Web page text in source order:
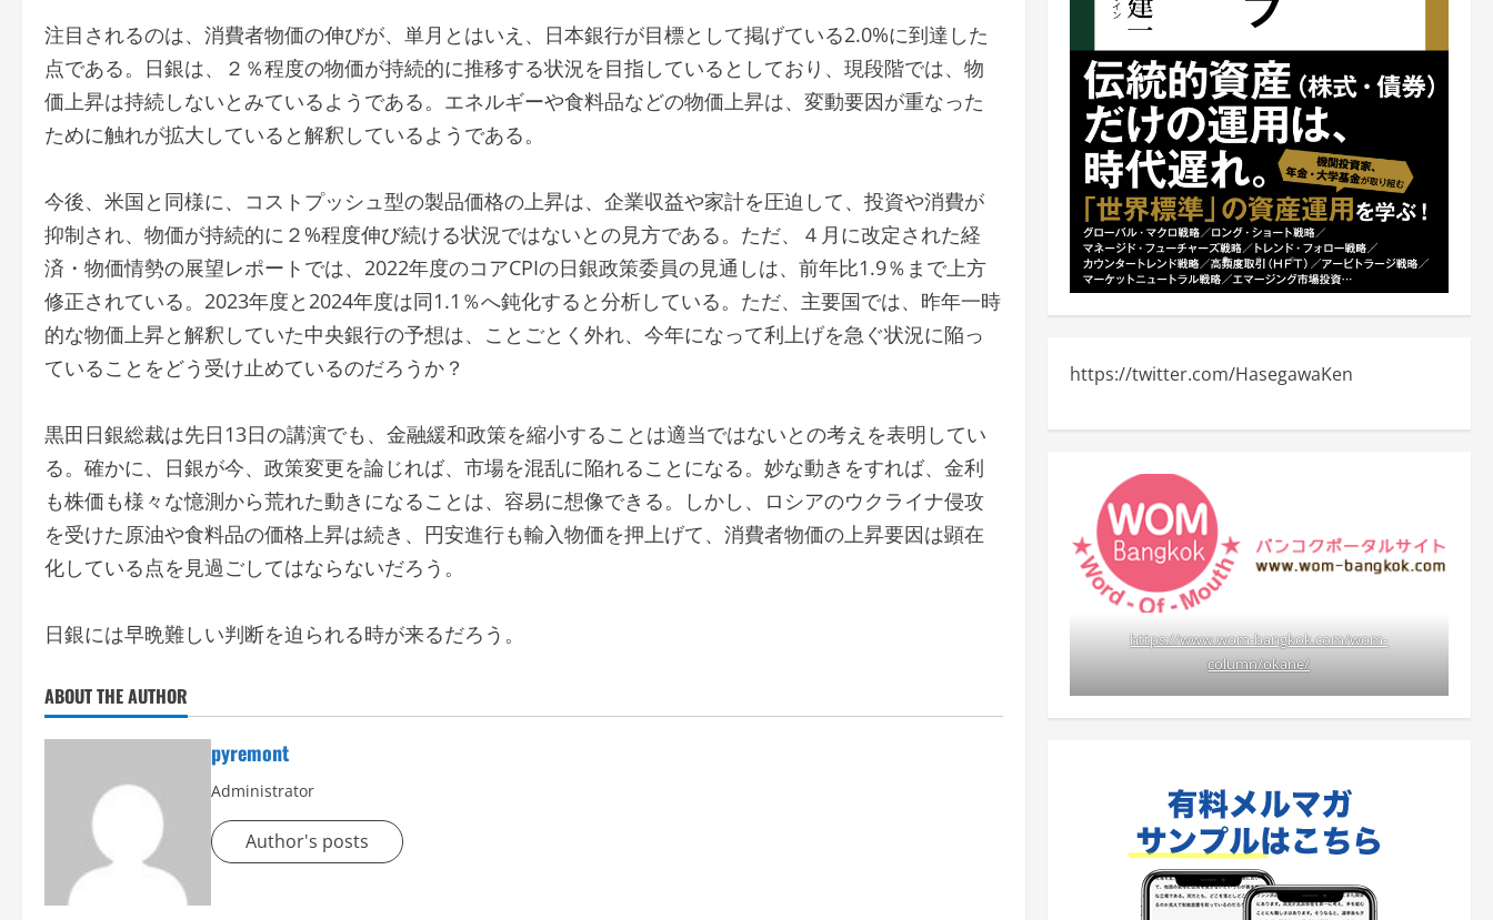
注目されるのは、消費者物価の伸びが、単月とはいえ、日本銀行が目標として掲げている2.0%に到達した
点である。日銀は、２％程度の物価が持続的に推移する状況を目指しているとしており、現段階では、物
価上昇は持続しないとみているようである。エネルギーや食料品などの物価上昇は、変動要因が重なった
ために触れが拡大していると解釈しているようである。
今後、米国と同様に、コストプッシュ型の製品価格の上昇は、企業収益や家計を圧迫して、投資や消費が
抑制され、物価が持続的に２%程度伸び続ける状況ではないとの見方である。ただ、４月に改定された経
済・物価情勢の展望レポートでは、2022年度のコアCPIの日銀政策委員の見通しは、前年比1.9％まで上方
修正されている。2023年度と2024年度は同1.1％へ鈍化すると分析している。ただ、主要国では、昨年一時
的な物価上昇と解釈していた中央銀行の予想は、ことごとく外れ、今年になって利上げを急ぐ状況に陥っ
ていることをどう受け止めているのだろうか？
黒田日銀総裁は先日13日の講演でも、金融緩和政策を縮小することは適当ではないとの考えを表明してい
る。確かに、日銀が今、政策変更を論じれば、市場を混乱に陥れることになる。妙な動きをすれば、金利
も株価も様々な憶測から荒れた動きになることは、容易に想像できる。しかし、ロシアのウクライナ侵攻
を受けた原油や食料品の価格上昇は続き、円安進行も輸入物価を押上げて、消費者物価の上昇要因は顕在
化している点を見過ごしてはならないだろう。
日銀には早晩難しい判断を迫られる時が来るだろう。
ABOUT THE AUTHOR
pyremont
Administrator
Author's posts
https://twitter.com/HasegawaKen
https://www.wom-bangkok.com/wom-
column/okane/